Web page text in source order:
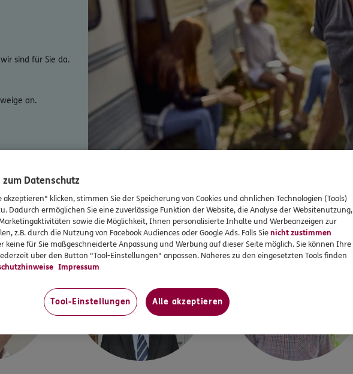
sind für Sie da.
an.
ERGO Versicherung Torsten Kugelmann
Datenschutz
akzeptieren" klicken, stimmen Sie der Speicherung von Cookies und ähnlichen Technologien (Tools)
Dadurch ermöglichen Sie eine zuverlässige Funktion der Website, die Analyse der Websitenutzung,
sowie die Möglichkeit, Ihnen personalisierte Inhalte und Werbeanzeigen zur
z.B. durch die Nutzung von Facebook Audiences oder Google Ads. Falls Sienicht zustimmen
keine für Sie maßgeschneiderte Anpassung und Werbung auf dieser Seite möglich. Sie können Ihre
über den Button "Tool-Einstellungen" anpassen. Näheres zu den eingesetzten Tools finden
Impressum
Tool-Einstellungen Alle akzeptieren